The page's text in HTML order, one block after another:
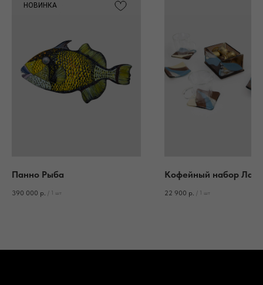
НОВИНКА
Панно Рыба
390 000 р. / 1 шт
Кофейный набор
22 900 р. / 1 шт